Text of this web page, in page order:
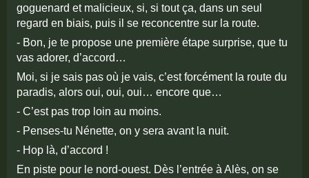
goguenard et malicieux, si, si tout ça, dans un seul
regard en biais, puis il se reconcentre sur la route.
- Bon, je te propose une première étape surprise, que tu
vas adorer, d’accord…
Moi, si je sais pas où je vais, c’est forcément la route du
paradis, alors oui, oui, oui… encore que…
- C’est pas trop loin au moins.
- Penses-tu Nénette, on y sera avant la nuit.
- Hop là, d’accord !
En piste pour le nord-ouest. Dès l’entrée à Alès, on se